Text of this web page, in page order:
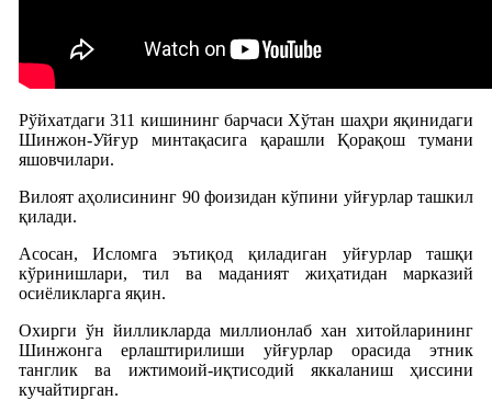
Рўйхатдаги 311 кишининг барчаси Хўтан шаҳри яқинидаги
Шинжон-Уйғур минтақасига қарашли Қорақош тумани
яшовчилари.
Вилоят аҳолисининг 90 фоизидан кўпини уйғурлар ташкил
қилади.
Асосан, Исломга эътиқод қиладиган уйғурлар ташқи
кўринишлари, тил ва маданият жиҳатидан марказий
осиёликларга яқин.
Охирги ўн йилликларда миллионлаб хан хитойларининг
Шинжонга ерлаштирилиши уйғурлар орасида этник
танглик ва ижтимоий-иқтисодий яккаланиш ҳиссини
кучайтирган.